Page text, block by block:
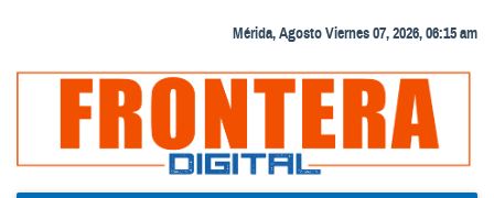
Mérida, Agosto Viernes 07, 2026, 06:15 am